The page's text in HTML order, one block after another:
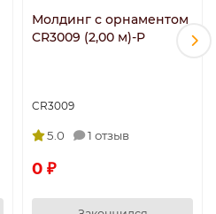
Молдинг с орнаментом
CR3009 (2,00 м)-P
CR3009
5.0 1 отзыв
0 ₽